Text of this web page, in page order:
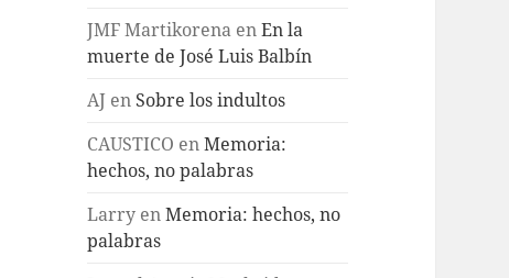
JMF Martikorena enEn la
muerte de José Luis Balbín
AJ en Sobre los indultos
CAUSTICO enMemoria:
hechos, no palabras
Larry enMemoria: hechos, no
palabras